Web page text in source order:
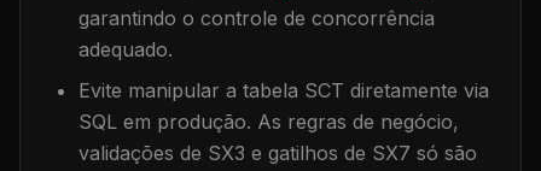
garantindo o controle de concorrência
adequado.
Evite manipular a tabela SCT diretamente via
SQL em produção. As regras de negócio,
validações de SX3 e gatilhos de SX7 só são